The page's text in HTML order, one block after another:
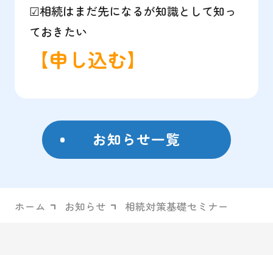
☑相続はまだ先になるが知識として知っ
ておきたい
【申し込む】
お知らせ一覧
ホーム お知らせ 相続対策基礎セミナー